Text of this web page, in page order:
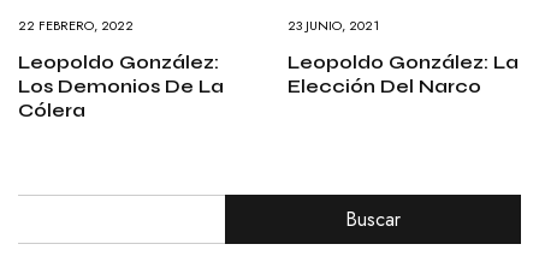
22 FEBRERO, 2022
Leopoldo González:
Los Demonios De La
Cólera
23 JUNIO, 2021
Leopoldo González: La
Elección Del Narco
Buscar